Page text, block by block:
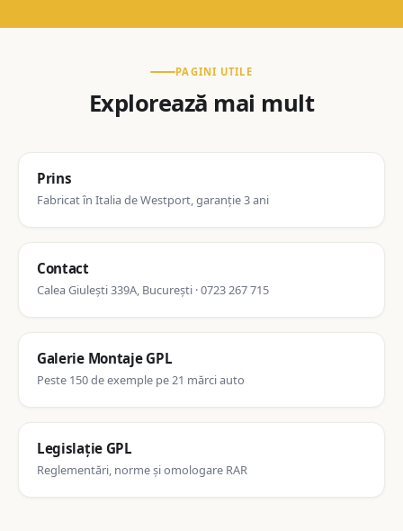
PAGINI UTILE
Explorează mai mult
Prins
Fabricat în Italia de Westport, garanție 3 ani
Contact
Calea Giulești 339A, București · 0723 267 715
Galerie Montaje GPL
Peste 150 de exemple pe 21 mărci auto
Legislație GPL
Reglementări, norme și omologare RAR